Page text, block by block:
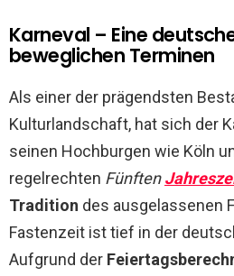
Karneval – Eine
beweglichen Terminen
Als einer der prägendsten
Kulturlandschaft, hat sich der
seinen Hochburgen wie Köln
regelrechten Fünften
Tradition des ausgelassenen
Fastenzeit ist tief in der
Aufgrund der